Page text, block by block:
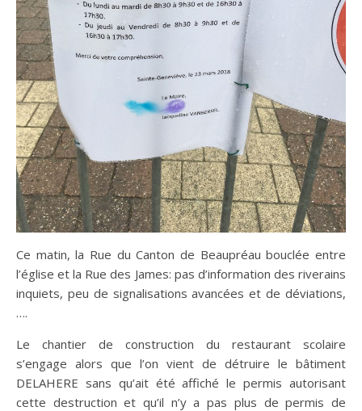
Ce matin, la Rue du Canton de Beaupréau bouclée entre
l’église et la Rue des James: pas d’information des riverains
inquiets, peu de signalisations avancées et de déviations,
….
Le chantier de construction du restaurant scolaire
s’engage alors que l’on vient de détruire le bâtiment
DELAHERE sans qu’ait été affiché le permis autorisant
cette destruction et qu’il n’y a pas plus de permis de